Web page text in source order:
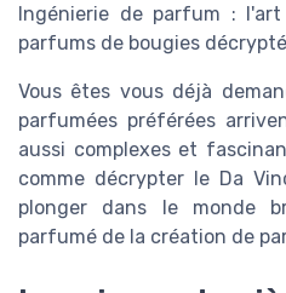
Ingénierie de parfum :
parfums de bougies décrypté
Vous êtes vous déjà
parfumées préférées
aussi complexes et
comme décrypter le Da
plonger dans le monde
parfumé de la création de